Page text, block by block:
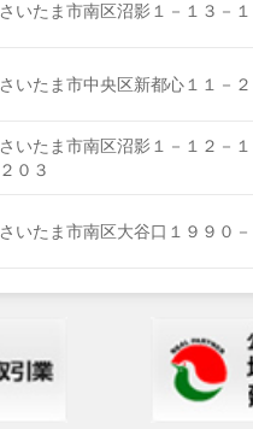
さいたま市南区沼影１－１３－１
さいたま市中央区新都心１１－２
さいたま市南区沼影１－１２－
２０３
さいたま市南区大谷口１９９０